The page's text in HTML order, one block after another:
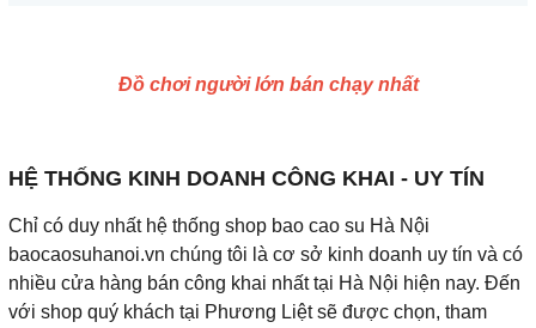
Đồ chơi người lớn bán chạy nhất
HỆ THỐNG KINH DOANH CÔNG KHAI - UY TÍN
Chỉ có duy nhất hệ thống shop bao cao su Hà Nội
baocaosuhanoi.vn chúng tôi là cơ sở kinh doanh uy tín và có
nhiều cửa hàng bán công khai nhất tại Hà Nội hiện nay. Đến
với shop quý khách tại Phương Liệt sẽ được chọn, tham